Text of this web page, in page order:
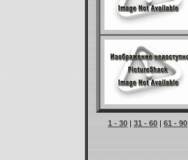
1 - 30 | 31 - 60 | 61 - 90